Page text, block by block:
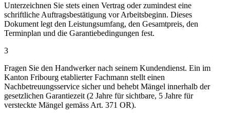
Unterzeichnen Sie stets einen Vertrag oder zumindest eine
schriftliche Auftragsbestätigung vor Arbeitsbeginn. Dieses
Dokument legt den Leistungsumfang, den Gesamtpreis, den
Terminplan und die Garantiebedingungen fest.
3
Fragen Sie den Handwerker nach seinem Kundendienst. Ein im
Kanton Fribourg etablierter Fachmann stellt einen
Nachbetreuungsservice sicher und behebt Mängel innerhalb der
gesetzlichen Garantiezeit (2 Jahre für sichtbare, 5 Jahre für
versteckte Mängel gemäss Art. 371 OR).